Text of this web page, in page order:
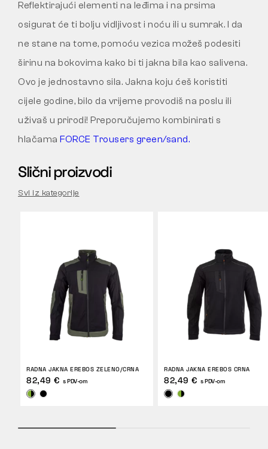
Reflektirajući elementi na leđima i na prsima
osigurat će ti bolju vidljivost i noću ili u sumrak. I da
ne stane na tome, pomoću vezica možeš podesiti
širinu na bokovima kako bi ti jakna bila kao salivena.
Ovo je jednostavno sila. Jakna koju ćeš koristiti
cijele godine, bilo da vrijeme provodiš na poslu ili
uživaš u prirodi! Preporučujemo kombinirati s
hlačama FORCE Trousers green/sand.
Slični proizvodi
Svi iz kategorije
RADNA JAKNA EREBOS ZELENO/CRNA
82,49 € s PDV-om
RADNA JAKNA EREBOS CRNA
82,49 € s PDV-om